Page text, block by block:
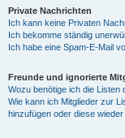
Private Nachrichten
Ich kann keine Privaten
Ich bekomme ständig
Ich habe eine Spam-E-Mail
Freunde und ignorierte
Wozu benötige ich die Listen
Wie kann ich Mitglieder zur
hinzufügen oder diese